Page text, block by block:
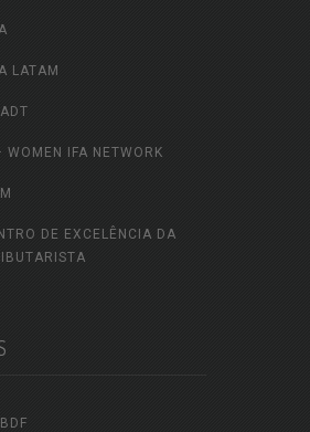
LATAM
WOMEN IFA NETWORK
DE EXCELÊNCIA DA